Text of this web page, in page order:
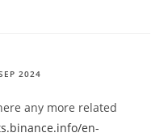
2024
any more related
en-